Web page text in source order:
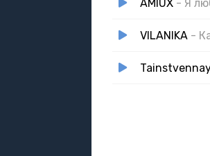
AMIUX - Я
VILANIKA -